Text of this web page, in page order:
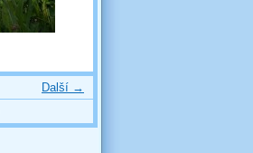
Další →